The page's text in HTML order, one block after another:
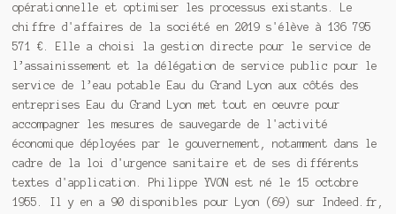
opérationnelle et optimiser les processus existants. Le
chiffre d'affaires de la société en 2019 s'élève à 136 795
571 €. Elle a choisi la gestion directe pour le service de
l’assainissement et la délégation de service public pour le
service de l’eau potable Eau du Grand Lyon aux côtés des
entreprises Eau du Grand Lyon met tout en oeuvre pour
accompagner les mesures de sauvegarde de l'activité
économique déployées par le gouvernement, notamment dans le
cadre de la loi d'urgence sanitaire et de ses différents
textes d'application. Philippe YVON est né le 15 octobre
1955. Il y en a 90 disponibles pour Lyon (69) sur Indeed.fr,